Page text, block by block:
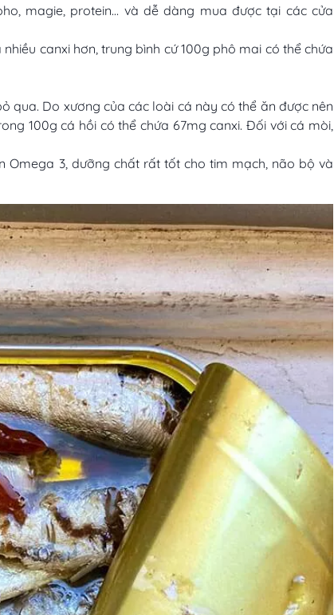
magie, protein… và dễ dàng mua được tại các cửa
canxi hơn, trung bình cứ 100g phô mai có thể chứa
qua. Do xương của các loài cá này có thể ăn được nên
100g cá hồi có thể chứa 67mg canxi. Đối với cá mòi,
Omega 3, dưỡng chất rất tốt cho tim mạch, não bộ và